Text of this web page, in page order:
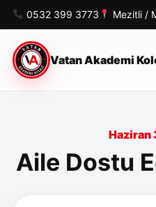
0532 399 3773 Mezitli /
Vatan Akademi
Haziran
Aile Dostu